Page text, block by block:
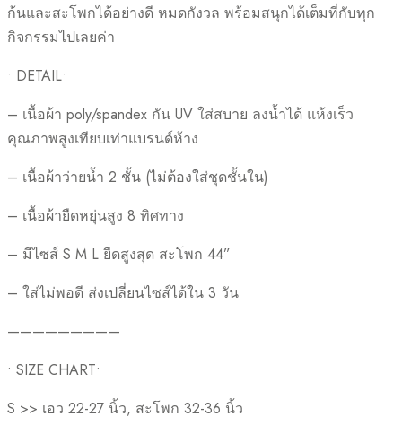
ก้นและสะโพกได้อย่างดี หมดกังวล พร้อมสนุกได้เต็มที่กับทุก
กิจกรรมไปเลยค่า
• DETAIL•
– เนื้อผ้า poly/spandex กัน UV ใส่สบาย ลงน้ำได้ แห้งเร็ว
คุณภาพสูงเทียบเท่าแบรนด์ห้าง
– เนื้อผ้าว่ายน้ำ 2 ชั้น (ไม่ต้องใส่ชุดชั้นใน)
– เนื้อผ้ายืดหยุ่นสูง 8 ทิศทาง
– มีไซส์ S M L ยืดสูงสุด สะโพก 44”
– ใส่ไม่พอดี ส่งเปลี่ยนไซส์ได้ใน 3 วัน
—————————
• SIZE CHART•
S >> เอว 22-27 นิ้ว, สะโพก 32-36 นิ้ว